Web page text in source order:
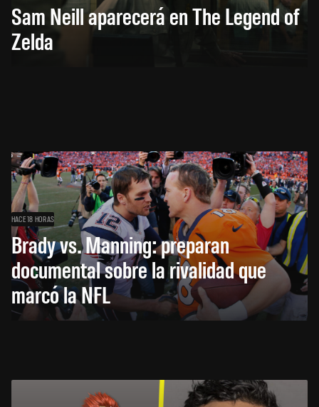
Sam Neill aparecerá en The Legend of
Zelda
HACE 18 HORAS
Brady vs. Manning: preparan
documental sobre la rivalidad que
marcó la NFL